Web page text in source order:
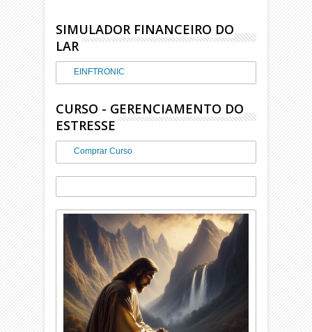
SIMULADOR FINANCEIRO DO
LAR
EINFTRONIC
CURSO - GERENCIAMENTO DO
ESTRESSE
Comprar Curso